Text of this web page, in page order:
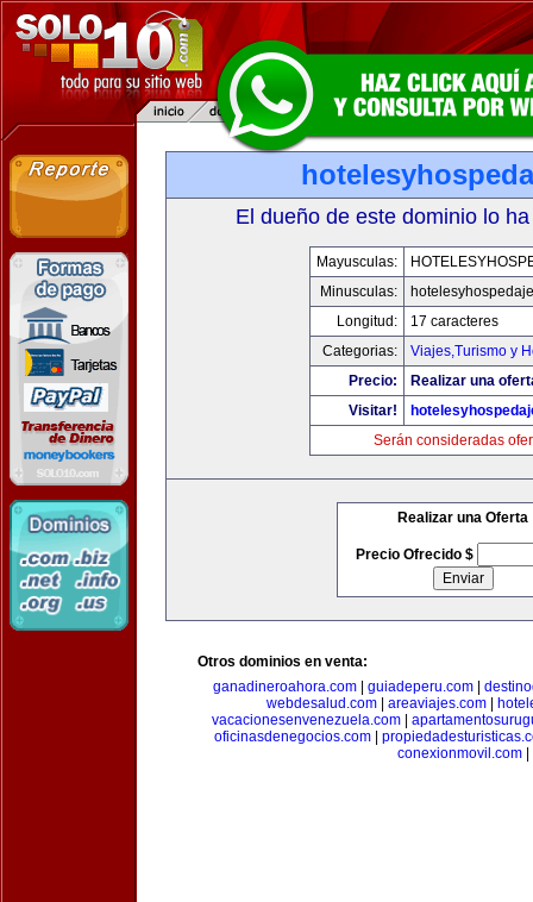
El dueño de este dominio lo
Mayusculas:
Minusculas:
Longitud:
17 caracteres
Categorias:
Viajes,Turismo y
Precio:
Realizar una
Visitar!
Serán consideradas
Realizar una Oferta
Precio Ofrecido $
Otros dominios en venta:
ganadineroahora.com
guiadeperu.com
webdesalud.com
areaviajes.com
vacacionesenvenezuela.com|
oficinasdenegocios.com
conexionmovil.com|